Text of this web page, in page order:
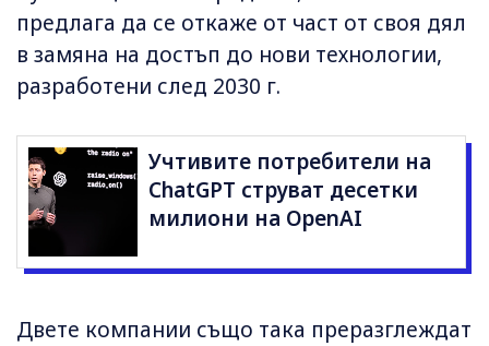
предлага да се откаже от част от своя дял
в замяна на достъп до нови технологии,
разработени след 2030 г.
Учтивите потребители на
ChatGPT струват десетки
милиони на OpenAI
Двете компании също така преразглеждат